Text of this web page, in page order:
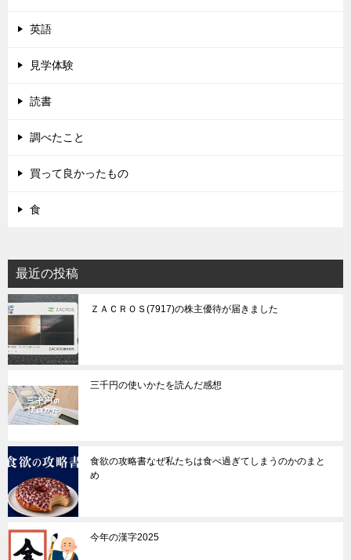
英語
見学体験
読書
調べたこと
買って良かったもの
食
最近の投稿
ＺＡＣＲＯＳ(7917)の株主優待が届きました
三千円の使いかたを読んだ感想
食欲の攻略書なぜ私たちは食べ過ぎてしまうのかのまと
め
今年の漢字2025